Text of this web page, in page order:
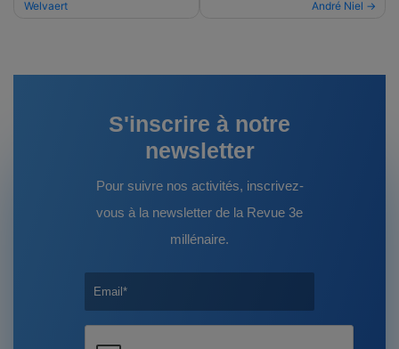
de
Welvaert
André Niel
S'inscrire à notre
newsletter
Pour suivre nos activités, inscrivez-
vous à la newsletter de la Revue 3e
millénaire.